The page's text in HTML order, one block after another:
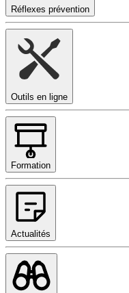
Réflexes prévention
Outils en ligne
Formation
Actualités